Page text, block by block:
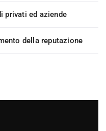
privati ed aziende
della reputazione